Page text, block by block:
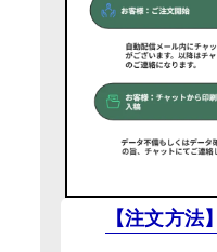
【注文方法